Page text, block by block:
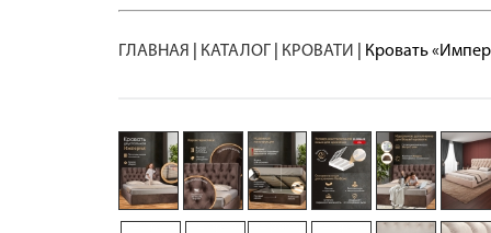
ГЛАВНАЯ КАТАЛОГ КРОВАТИ Кровать